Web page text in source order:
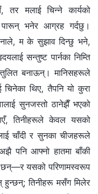
तर मलाई चिन्‍ने कार्यको
भनेर आग्रह गर्दछु।
म के सुझाव दिन्छु भने,
सन्तुष्ट पार्नका निम्ति
बनाऊन्। मानिसहरूले
चिनेका थिए, तैपनि यो कुरा
सुनजस्तो ठानेझैँ भएको
तिनीहरूले केवल यसको
चाँदी र सुनका चीजहरूले
पनि आफ्‍नो हातमा बाँकी
छन्—र यसको परिणामस्वरूप
हुन्छन्; तिनीहरू मसँग मिलेर